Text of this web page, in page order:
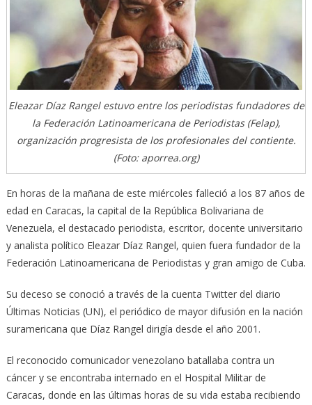
Eleazar Díaz Rangel estuvo entre los periodistas fundadores de
la Federación Latinoamericana de Periodistas (Felap),
organización progresista de los profesionales del contiente.
(Foto: aporrea.org)
En horas de la mañana de este miércoles falleció a los 87 años de
edad en Caracas, la capital de la República Bolivariana de
Venezuela, el destacado periodista, escritor, docente universitario
y analista político Eleazar Díaz Rangel, quien fuera fundador de la
Federación Latinoamericana de Periodistas y gran amigo de Cuba.
Su deceso se conoció a través de la cuenta Twitter del diario
Últimas Noticias (UN), el periódico de mayor difusión en la nación
suramericana que Díaz Rangel dirigía desde el año 2001.
El reconocido comunicador venezolano batallaba contra un
cáncer y se encontraba internado en el Hospital Militar de
Caracas, donde en las últimas horas de su vida estaba recibiendo